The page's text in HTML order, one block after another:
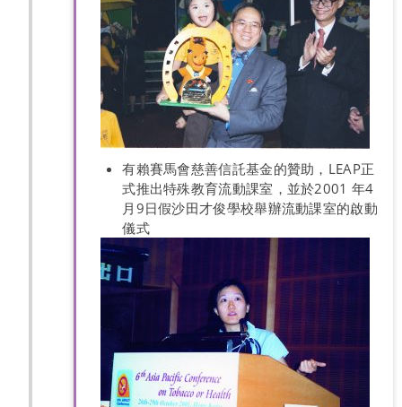
有賴賽馬會慈善信託基金的贊助，LEAP正
式推出特殊教育流動課室，並於2001 年4
月9日假沙田才俊學校舉辦流動課室的啟動
儀式